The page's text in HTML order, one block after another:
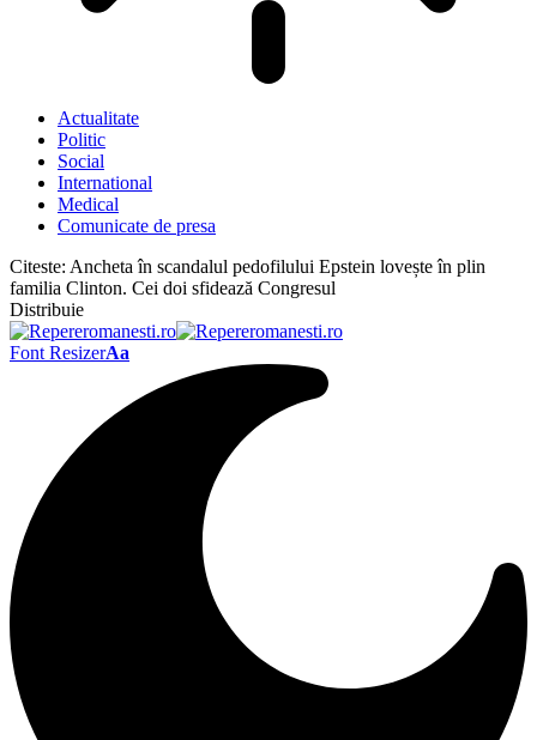
Actualitate
Politic
Social
International
Medical
Comunicate de presa
Citeste: Ancheta în scandalul pedofilului Epstein lovește în plin
familia Clinton. Cei doi sfidează Congresul
Distribuie
Font ResizerAa